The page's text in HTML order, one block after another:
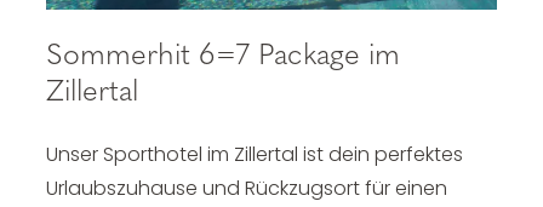
Sommerhit 6=7 Package im
Zillertal
Unser Sporthotel im Zillertal ist dein perfektes
Urlaubszuhause und Rückzugsort für einen